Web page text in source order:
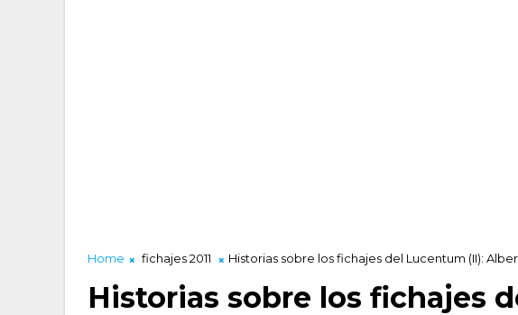
Home fichajes 2011 Historias sobre los fichajes del Lucentum (II):
Historias sobre los fichajes